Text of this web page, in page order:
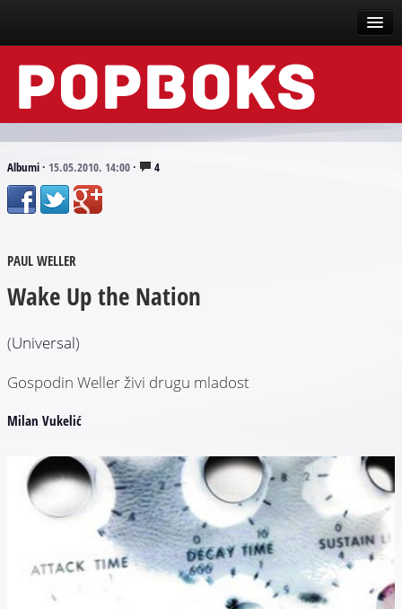
Vesti
Događaji
Tekstovi
Scena
Arhive
Albumi· 15.05.2010. 14:00· 4
PAUL WELLER
Wake Up the Nation
(Universal)
Gospodin Weller živi drugu mladost
Milan Vukelić